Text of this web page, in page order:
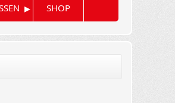
▸ SHOP